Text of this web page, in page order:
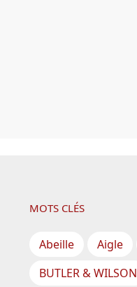
MOTS CLÉS
Abeille Aigle
BUTLER & WILSON